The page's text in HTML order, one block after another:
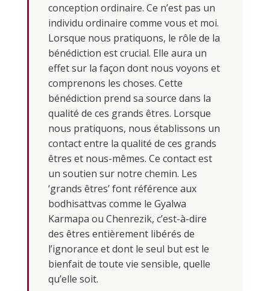
conception ordinaire. Ce n’est pas un
individu ordinaire comme vous et moi.
Lorsque nous pratiquons, le rôle de la
bénédiction est crucial. Elle aura un
effet sur la façon dont nous voyons et
comprenons les choses. Cette
bénédiction prend sa source dans la
qualité de ces grands êtres. Lorsque
nous pratiquons, nous établissons un
contact entre la qualité de ces grands
êtres et nous-mêmes. Ce contact est
un soutien sur notre chemin. Les
‘grands êtres’ font référence aux
bodhisattvas comme le Gyalwa
Karmapa ou Chenrezik, c’est-à-dire
des êtres entièrement libérés de
l’ignorance et dont le seul but est le
bienfait de toute vie sensible, quelle
qu’elle soit.